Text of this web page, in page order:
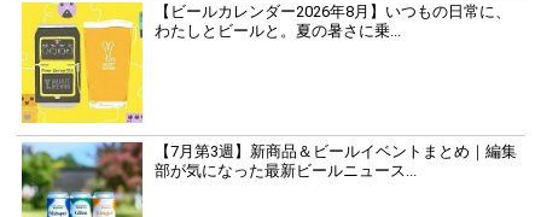
【ビールカレンダー2026年8月】いつもの日常に、
わたしとビールと。夏の暑さに乗...
【7月第3週】新商品＆ビールイベントまとめ｜編集
部が気になった最新ビールニュース...